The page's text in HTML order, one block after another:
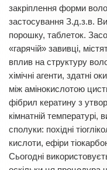
закріплення форми
застосування З.д.з.в.
порошку, таблеток.
«гарячій» завивці,
вплив на структуру
хімічні агенти, здатні
між амінокислотою
фібрил кератину з
кімнатній температурі,
сполуки: похідні
кислоти, ефіри
Сьогодні